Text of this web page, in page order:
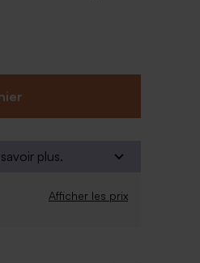
plus.
Afficher les prix